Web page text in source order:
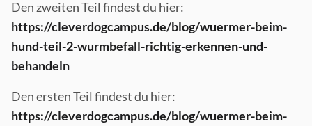
Den zweiten Teil findest du hier:
https://cleverdogcampus.de/blog/wuermer-beim-
hund-teil-2-wurmbefall-richtig-erkennen-und-
behandeln
Den ersten Teil findest du hier:
https://cleverdogcampus.de/blog/wuermer-beim-